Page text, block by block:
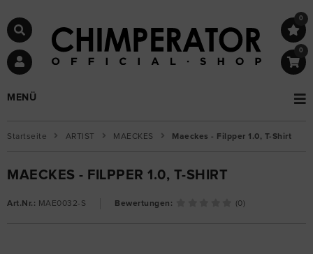
0
0
MENÜ
Startseite ARTIST MAECKES Maeckes - Filpper 1.0, T-Shirt
MAECKES - FILPPER 1.0, T-SHIRT
Art.Nr.: MAE0032-S Bewertungen: (0)